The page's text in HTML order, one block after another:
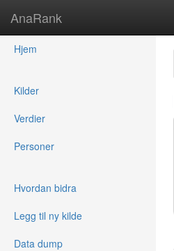
AnaRank
Hjem
Kilder
Verdier
Personer
Hvordan bidra
Legg til ny kilde
Data dump